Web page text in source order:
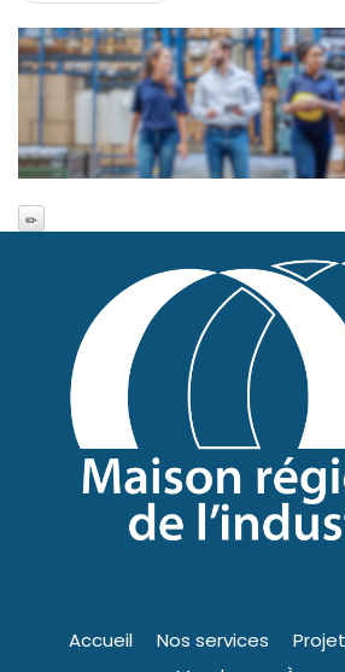
Accueil Nos services